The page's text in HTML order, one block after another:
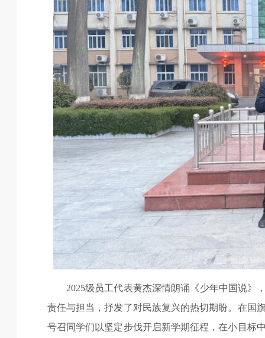
2025级员工代表黄杰深情朗诵《少年中国说》
责任与担当，抒发了对民族复兴的热切期盼。在国
号召同学们以坚定步伐开启新学期征程，在小目标